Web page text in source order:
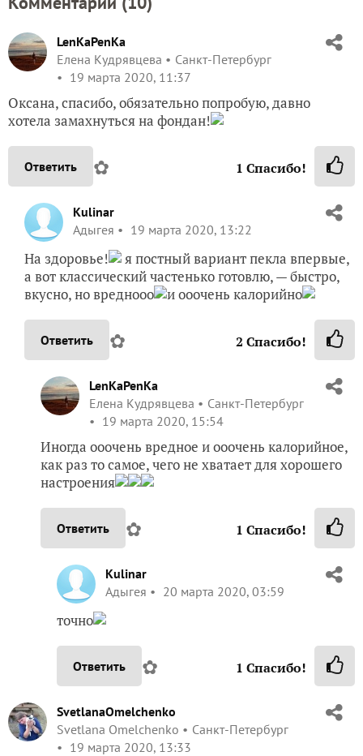
LenKaPenKa
Елена Кудрявцева
Санкт-Петербург
19 марта 2020, 11:37
Оксана, спасибо, обязательно попробую, давно
хотела замахнуться на фондан!
Ответить ✿ 1 Спасибо!
Kulinar
Адыгея
19 марта 2020, 13:22
На здоровье!
я постный вариант пекла впервые,
а вот классический частенько готовлю, — быстро,
вкусно, но вреднооо
и ооочень калорийно
Ответить ✿ 2 Спасибо!
LenKaPenKa
Елена Кудрявцева
Санкт-Петербург
19 марта 2020, 15:54
Иногда ооочень вредное и ооочень калорийное,
как раз то самое, чего не хватает для хорошего
настроения
Ответить ✿ 1 Спасибо!
Kulinar
Адыгея
20 марта 2020, 03:59
точно
Ответить ✿ 1 Спасибо!
SvetlanaOmelchenko
Svetlana Omelchenko
Санкт-Петербург
19 марта 2020, 13:33